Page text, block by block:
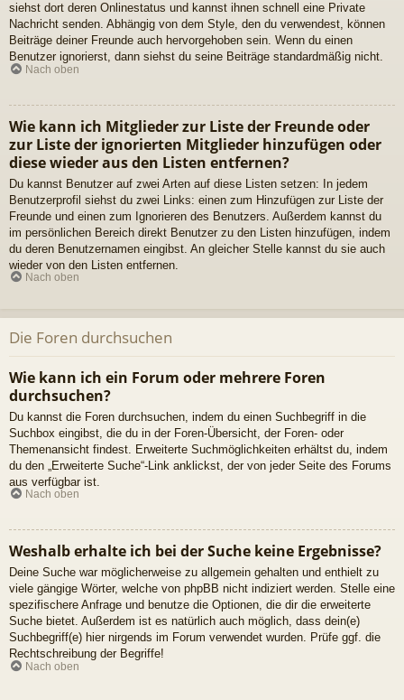
siehst dort deren Onlinestatus und kannst ihnen schnell eine Private
Nachricht senden. Abhängig von dem Style, den du verwendest, können
Beiträge deiner Freunde auch hervorgehoben sein. Wenn du einen
Benutzer ignorierst, dann siehst du seine Beiträge standardmäßig nicht.
Nach oben
Wie kann ich Mitglieder zur Liste der Freunde oder
zur Liste der ignorierten Mitglieder hinzufügen oder
diese wieder aus den Listen entfernen?
Du kannst Benutzer auf zwei Arten auf diese Listen setzen: In jedem
Benutzerprofil siehst du zwei Links: einen zum Hinzufügen zur Liste der
Freunde und einen zum Ignorieren des Benutzers. Außerdem kannst du
im persönlichen Bereich direkt Benutzer zu den Listen hinzufügen, indem
du deren Benutzernamen eingibst. An gleicher Stelle kannst du sie auch
wieder von den Listen entfernen.
Nach oben
Die Foren durchsuchen
Wie kann ich ein Forum oder mehrere Foren
durchsuchen?
Du kannst die Foren durchsuchen, indem du einen Suchbegriff in die
Suchbox eingibst, die du in der Foren-Übersicht, der Foren- oder
Themenansicht findest. Erweiterte Suchmöglichkeiten erhältst du, indem
du den „Erweiterte Suche“-Link anklickst, der von jeder Seite des Forums
aus verfügbar ist.
Nach oben
Weshalb erhalte ich bei der Suche keine Ergebnisse?
Deine Suche war möglicherweise zu allgemein gehalten und enthielt zu
viele gängige Wörter, welche von phpBB nicht indiziert werden. Stelle eine
spezifischere Anfrage und benutze die Optionen, die dir die erweiterte
Suche bietet. Außerdem ist es natürlich auch möglich, dass dein(e)
Suchbegriff(e) hier nirgends im Forum verwendet wurden. Prüfe ggf. die
Rechtschreibung der Begriffe!
Nach oben